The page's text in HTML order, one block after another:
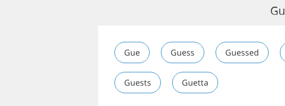
Gue Guess Guessed
Guests Guetta